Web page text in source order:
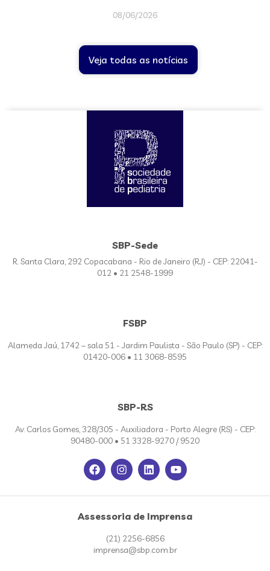
08/06/2026
Veja todas as notícias
SBP-Sede
R. Santa Clara, 292 Copacabana - Rio de Janeiro (RJ) - CEP: 22041-
012 • 21 2548-1999
FSBP
Alameda Jaú, 1742 – sala 51 - Jardim Paulista - São Paulo (SP) - CEP:
01420-006 • 11 3068-8595
SBP-RS
Av. Carlos Gomes, 328/305 - Auxiliadora - Porto Alegre (RS) - CEP:
90480-000 • 51 3328-9270 / 9520
Assessoria de Imprensa
(21) 2256-6856
imprensa@sbp.com.br